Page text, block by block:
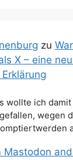
zu
X – eine
wollte ich
wegen
Mastodon